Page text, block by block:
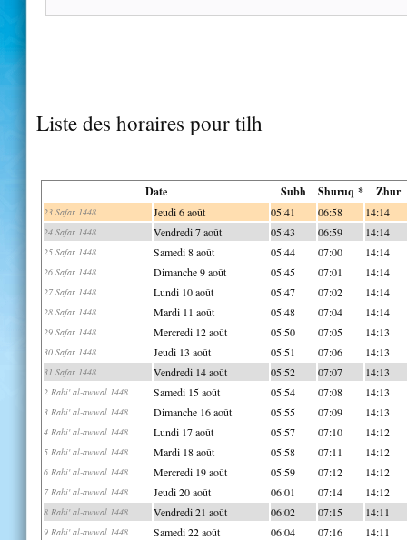
Liste des horaires pour tilh
Date Subh Shuruq * Zhur
23 Safar 1448 Jeudi 6 août 05:41 06:58 14:14
24 Safar 1448 Vendredi 7 août 05:43 06:59 14:14
25 Safar 1448 Samedi 8 août 05:44 07:00 14:14
26 Safar 1448 Dimanche 9 août 05:45 07:01 14:14
27 Safar 1448 Lundi 10 août 05:47 07:02 14:14
28 Safar 1448 Mardi 11 août 05:48 07:04 14:14
29 Safar 1448 Mercredi 12 août 05:50 07:05 14:13
30 Safar 1448 Jeudi 13 août 05:51 07:06 14:13
31 Safar 1448 Vendredi 14 août 05:52 07:07 14:13
2 Rabi' al-awwal 1448 Samedi 15 août 05:54 07:08 14:13
3 Rabi' al-awwal 1448 Dimanche 16 août 05:55 07:09 14:13
4 Rabi' al-awwal 1448 Lundi 17 août 05:57 07:10 14:12
5 Rabi' al-awwal 1448 Mardi 18 août 05:58 07:11 14:12
6 Rabi' al-awwal 1448 Mercredi 19 août 05:59 07:12 14:12
7 Rabi' al-awwal 1448 Jeudi 20 août 06:01 07:14 14:12
8 Rabi' al-awwal 1448 Vendredi 21 août 06:02 07:15 14:11
9 Rabi' al-awwal 1448 Samedi 22 août 06:04 07:16 14:11